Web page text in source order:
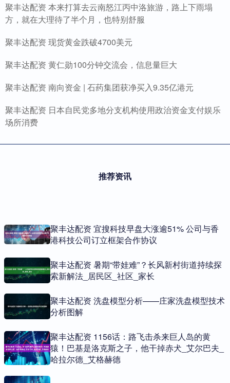
聚丰达配资 本来打算去云南怒江丙中洛旅游，路上下雨塌
方，就在大理待了半个月，也特别舒服
聚丰达配资 现货黄金跌破4700美元
聚丰达配资 黄仁勋100分钟交流会，信息量巨大
聚丰达配资 南向资金 | 石药集团获净买入9.35亿港元
聚丰达配资 日本自民党多地分支机构使用政治资金支付娱乐
场所消费
推荐资讯
聚丰达配资 宜搜科技早盘大涨逾51% 公司与香
港科技公司订立框架合作协议
聚丰达配资 暑期“带娃难”？长风新村街道持续探
索新解法_居民区_社区_家长
聚丰达配资 洗盘模型分析——庄家洗盘模型技术
分析图解
聚丰达配资 1156话：路飞击杀来巨人岛的黄
猿！巴基是洛克斯之子，他干掉赤犬_艾尔巴夫_
哈拉尔德_艾格赫德